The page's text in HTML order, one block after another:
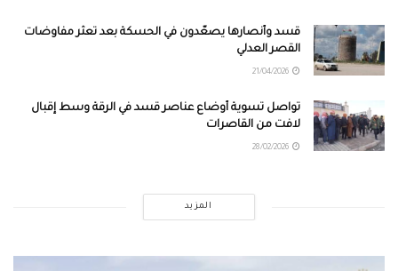
قسد وأنصارها يصعّدون في الحسكة بعد تعثر مفاوضات
القصر العدلي
تواصل تسوية أوضاع عناصر قسد في الرقة وسط إقبال
لافت من القاصرات
المزيد